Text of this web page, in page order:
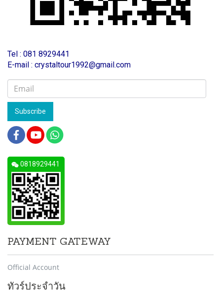
Tel : 081 8929441
E-mail : crystaltour1992@gmail.com
Subscribe
0818929441
PAYMENT GATEWAY
Official Account
ทัวร์ประจำวัน